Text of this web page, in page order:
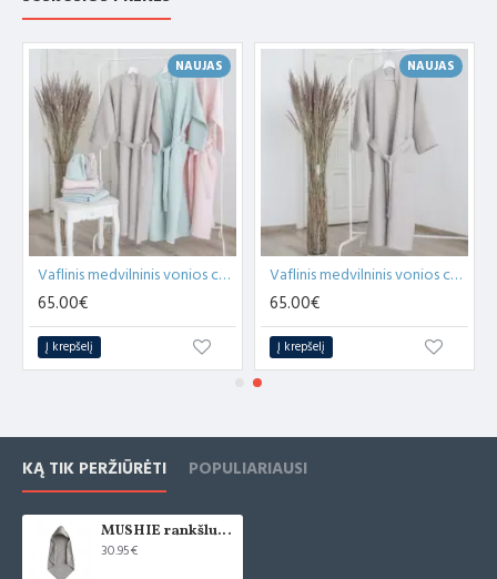
Skalbti skalbimo mašinoje, žemoje temperatūroje su panašiomis
spalvomis
Džiovinkite žemoje temperatūroje džiovyklėje
Nelyginkite
NAUJAS
Vaflinis medvilninis vonios chalatas moterims
65.00€
Į krepšelį
NAUJAS
Vaflinis medvilninis vonios chalatas vyrams
65.00€
Į krepšelį
KĄ TIK PERŽIŪRĖTI POPULIARIAUSI
MUSHIE rankšluostis kūdikiui su gobtuvu - Gray
30.95€